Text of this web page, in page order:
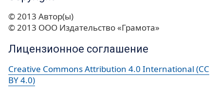
© 2013 Автор(ы)
© 2013 ООО Издательство «Грамота»
Лицензионное соглашение
Creative Commons Attribution 4.0 International (CC
BY 4.0)